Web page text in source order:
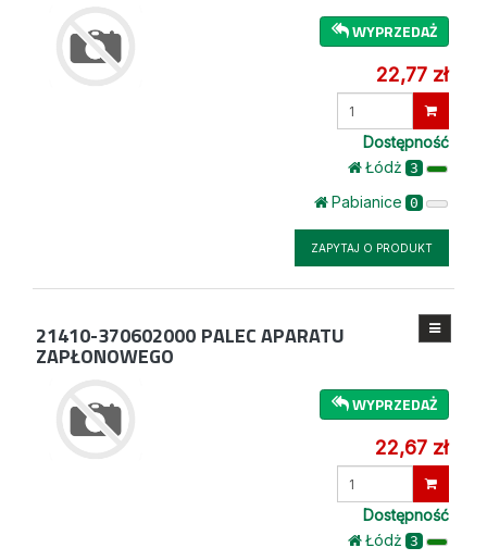
WYPRZEDAŻ
22,77 zł
Dostępność
Łódż 3
Pabianice 0
ZAPYTAJ O PRODUKT
21410-370602000 PALEC APARATU
ZAPŁONOWEGO
WYPRZEDAŻ
22,67 zł
Dostępność
Łódż 3